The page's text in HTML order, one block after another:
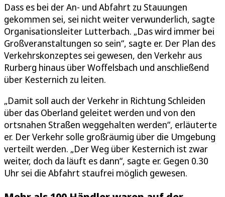
Dass es bei der An- und Abfahrt zu Stauungen
gekommen sei, sei nicht weiter verwunderlich, sagte
Organisationsleiter Lutterbach. „Das wird immer bei
Großveranstaltungen so sein“, sagte er. Der Plan des
Verkehrskonzeptes sei gewesen, den Verkehr aus
Rurberg hinaus über Woffelsbach und anschließend
über Kesternich zu leiten.
„Damit soll auch der Verkehr in Richtung Schleiden
über das Oberland geleitet werden und von den
ortsnahen Straßen weggehalten werden“, erläuterte
er. Der Verkehr solle großräumig über die Umgebung
verteilt werden. „Der Weg über Kesternich ist zwar
weiter, doch da läuft es dann“, sagte er. Gegen 0.30
Uhr sei die Abfahrt staufrei möglich gewesen.